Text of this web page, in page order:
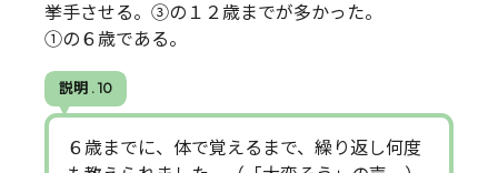
挙手させる。③の１２歳までが多かった。
①の６歳である。
説明 . 10
６歳までに、体で覚えるまで、繰り返し何度